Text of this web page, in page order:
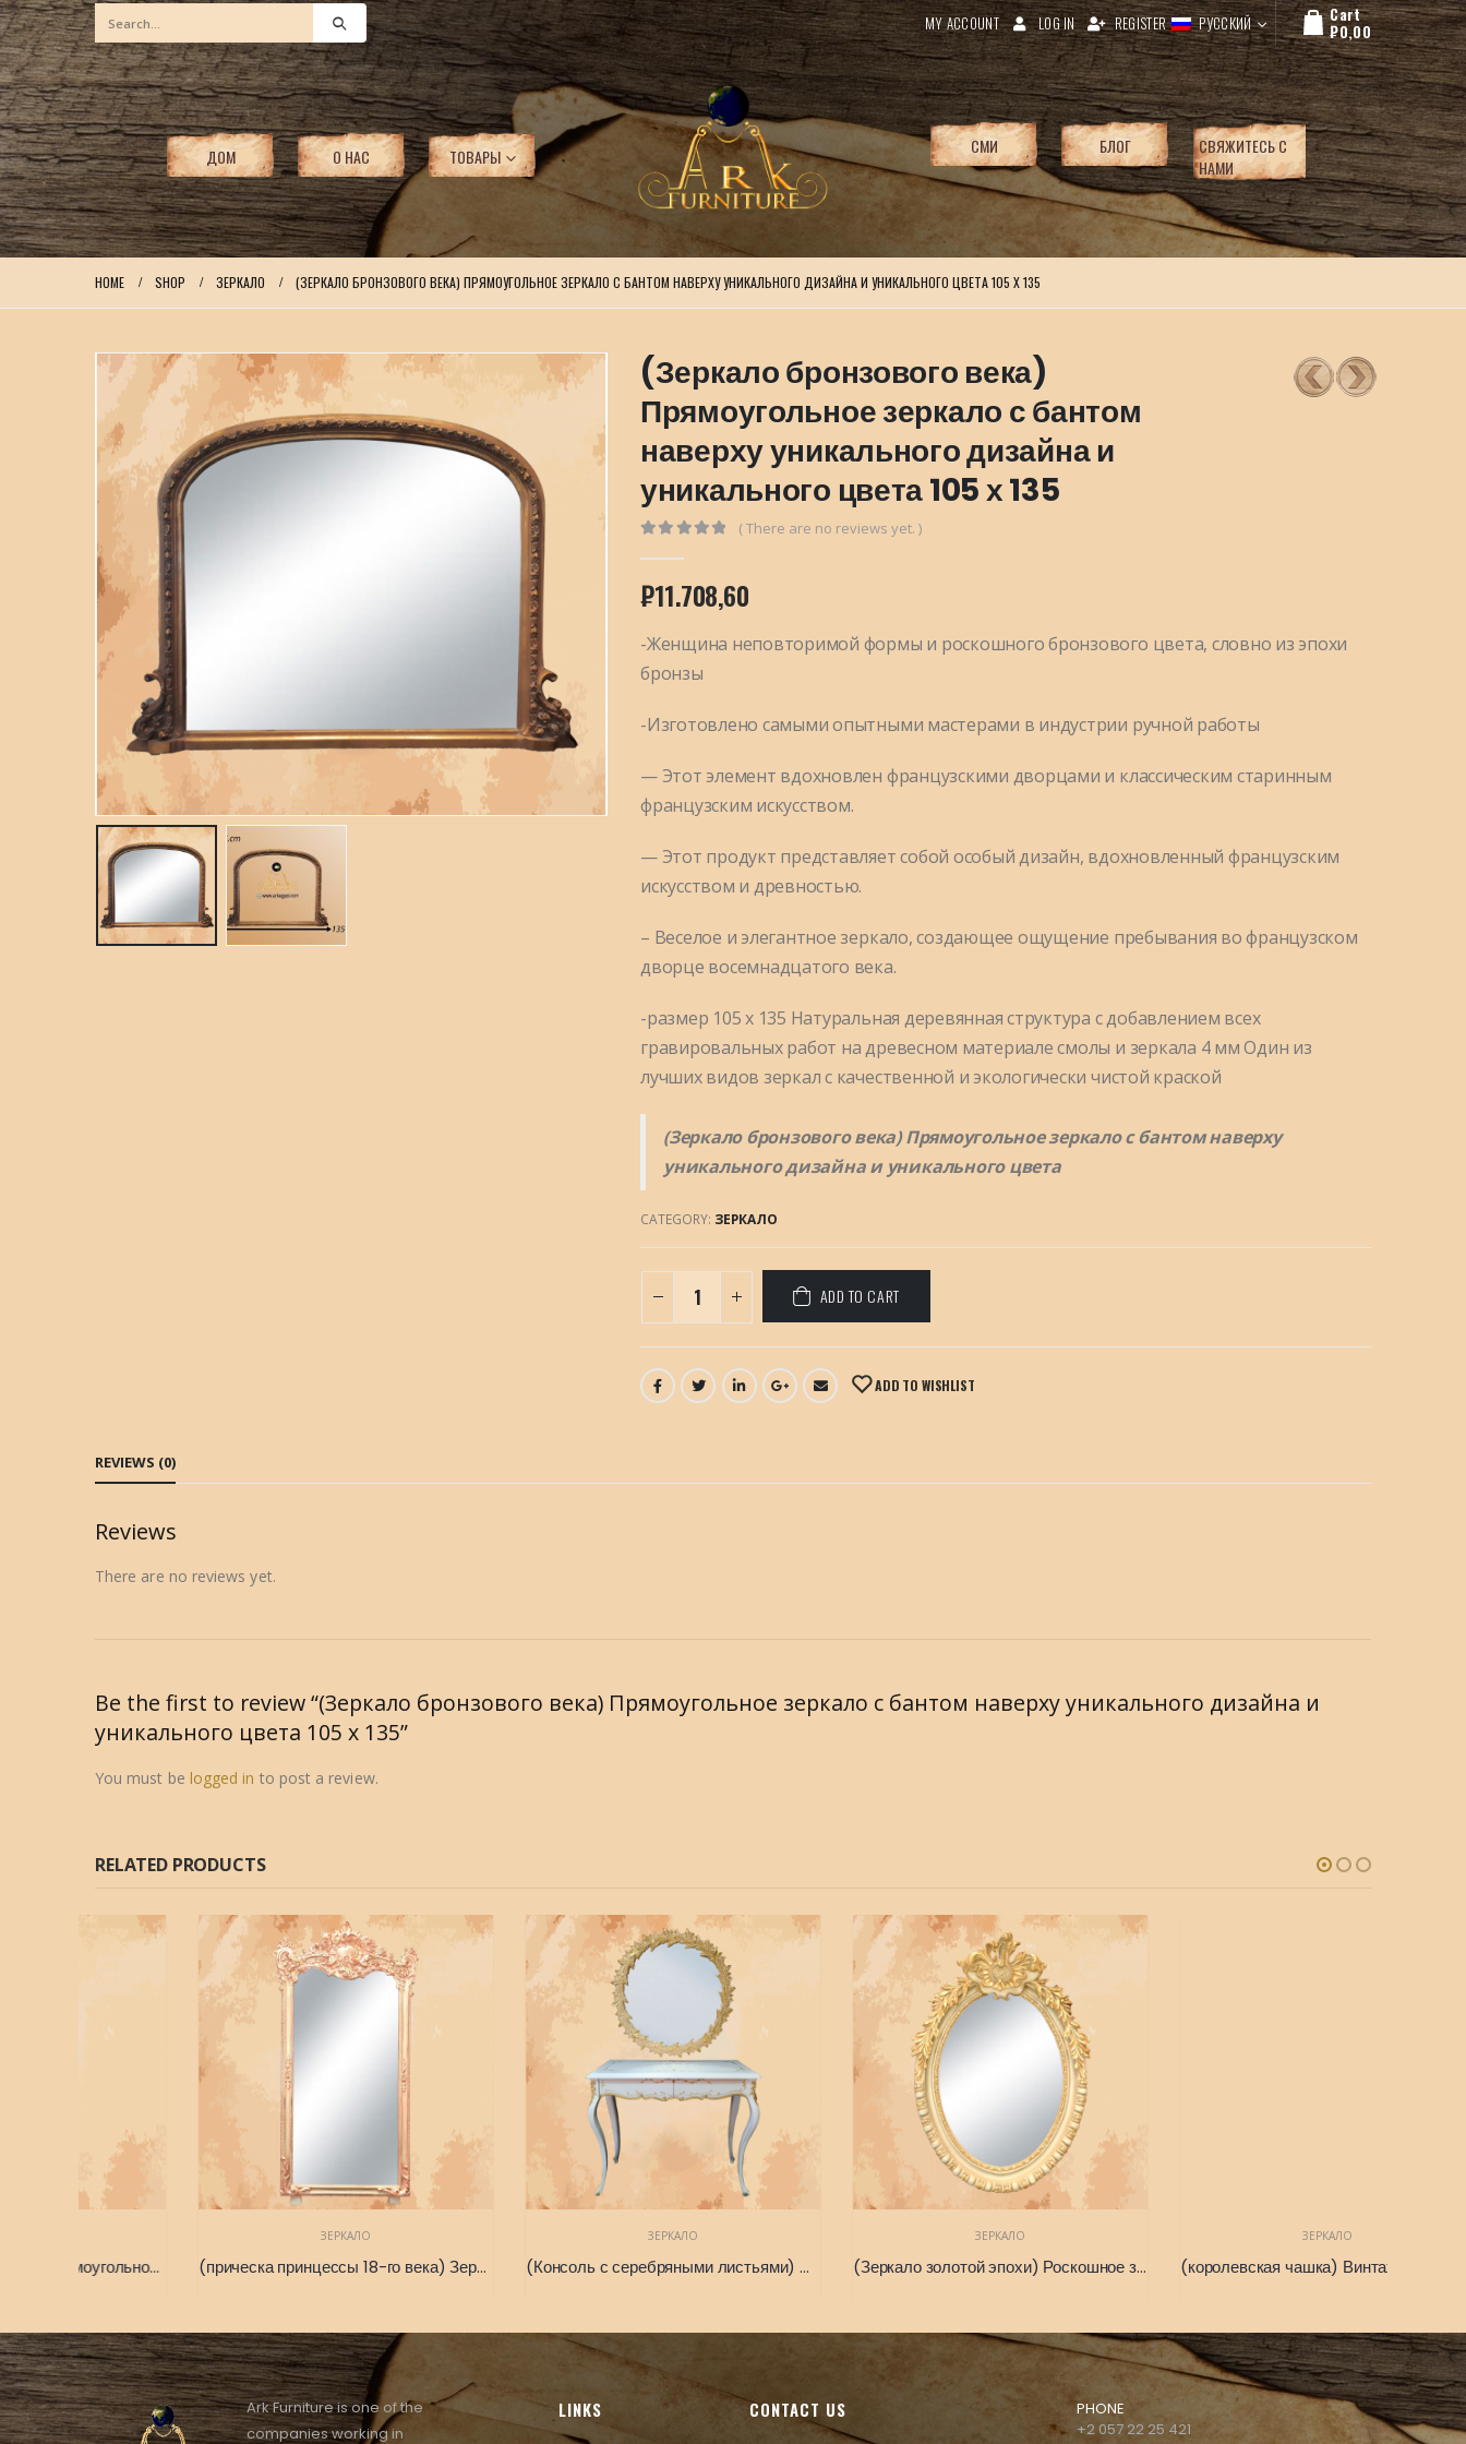
MY ACCOUNT LOG IN REGISTER РУССКИЙ Cart
₽0,00
ДОМ О НАС ТОВАРЫ СМИ БЛОГ
СВЯЖИТЕСЬ С
НАМИ
HOME SHOP ЗЕРКАЛО (ЗЕРКАЛО БРОНЗОВОГО ВЕКА) ПРЯМОУГОЛЬНОЕ ЗЕРКАЛО С БАНТОМ НАВЕРХУ УНИКАЛЬНОГО ДИЗАЙНА И УНИКАЛЬНОГО ЦВЕТА 105 Х 135
(Зеркало бронзового века)
Прямоугольное зеркало с бантом
наверху уникального дизайна и
уникального цвета 105 х 135
( There are no reviews yet. )
₽11.708,60
-Женщина неповторимой формы и роскошного бронзового цвета, словно из эпохи
бронзы
-Изготовлено самыми опытными мастерами в индустрии ручной работы
— Этот элемент вдохновлен французскими дворцами и классическим старинным
французским искусством.
— Этот продукт представляет собой особый дизайн, вдохновленный французским
искусством и древностью.
– Веселое и элегантное зеркало, создающее ощущение пребывания во французском
дворце восемнадцатого века.
-размер 105 х 135 Натуральная деревянная структура с добавлением всех
гравировальных работ на древесном материале смолы и зеркала 4 мм Один из
лучших видов зеркал с качественной и экологически чистой краской
(Зеркало бронзового века) Прямоугольное зеркало с бантом наверху
уникального дизайна и уникального цвета
CATEGORY: ЗЕРКАЛО
ADD TO CART
ADD TO WISHLIST
REVIEWS (0)
Reviews
There are no reviews yet.
Be the first to review “(Зеркало бронзового века) Прямоугольное зеркало с бантом наверху уникального дизайна и
уникального цвета 105 х 135”
You must be logged in to post a review.
RELATED PRODUCTS
(прическа принцессы 18-го века) Зеркало, вдохновленное прическами старых французских принцесс 160 x 80 (Консоль с серебряными листьями) Французская консоль с зеркалом в форме листа 90 x 115 x 45 x 105 (Зеркало золотой эпохи) Роскошное золотое зеркало овальной формы 110 Х 80 (королевская чашка) Винтажное Прямоугольное настенное зеркало во французском стиле, 1865 г. 170 x 75
Ark Furniture is one of the
companies working in
LINKS CONTACT US
PHONE
+2 057 22 25 421